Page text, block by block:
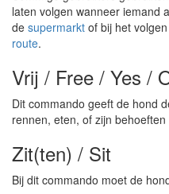
laten volgen wanneer iemand
de supermarkt of bij het
route.
Vrij / Free / Yes /
Dit commando geeft de hond
rennen, eten, of zijn behoeften
Zit(ten) / Sit
Bij dit commando moet de